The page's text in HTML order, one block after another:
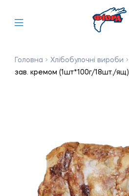
Головна Хлібобулочні вироби
зав. кремом (1шт*100г/18шт./ящ)